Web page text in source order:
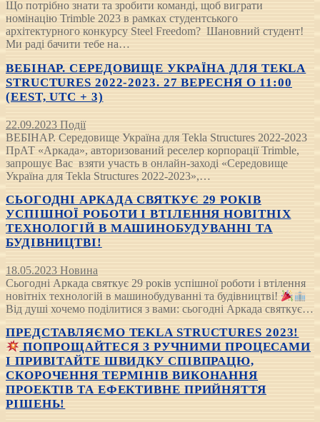
Що потрібно знати та зробити команді, щоб виграти
номінацію Trimble 2023 в рамках студентського
архітектурного конкурсу Steel Freedom? Шановний студент!
Ми раді бачити тебе на…
ВЕБІНАР. СЕРЕДОВИЩЕ УКРАЇНА ДЛЯ TEKLA
STRUCTURES 2022-2023. 27 ВЕРЕСНЯ О 11:00
(EEST, UTC + 3)
22.09.2023 Події
ВЕБІНАР. Середовище Україна для Tekla Structures 2022-2023
ПрАТ «Аркада», авторизований реселер корпорації Trimble,
запрошує Вас взяти участь в онлайн-заході «Середовище
Україна для Tekla Structures 2022-2023»,…
СЬОГОДНІ АРКАДА СВЯТКУЄ 29 РОКІВ
УСПІШНОЇ РОБОТИ І ВТІЛЕННЯ НОВІТНІХ
ТЕХНОЛОГІЙ В МАШИНОБУДУВАННІ ТА
БУДІВНИЦТВІ!
18.05.2023 Новина
Сьогодні Аркада святкує 29 років успішної роботи і втілення
новітніх технологій в машинобудуванні та будівництві!
Від душі хочемо поділитися з вами: сьогодні Аркада святкує…
ПРЕДСТАВЛЯЄМО TEKLA STRUCTURES 2023!
ПОПРОЩАЙТЕСЯ З РУЧНИМИ ПРОЦЕСАМИ
І ПРИВІТАЙТЕ ШВИДКУ СПІВПРАЦЮ,
СКОРОЧЕННЯ ТЕРМІНІВ ВИКОНАННЯ
ПРОЕКТІВ ТА ЕФЕКТИВНЕ ПРИЙНЯТТЯ
РІШЕНЬ!